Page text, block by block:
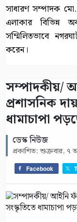
সাধারণ সম্পাদক মো.
এলাকার বিভিন্ন
সম্মিলিতভাবে
করেন।
সম্পাদকীয়/
প্রশাসনিক
ধামাচাপা
ডেস্ক নিউজ
প্রকাশিত: শুক্রবার, ৭
Facebook